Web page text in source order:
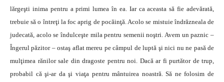
lărgeşti inima pentru a primi lumea în ea. Iar ca aceasta să fie adevărată,
trebuie să o întreţi la foc aprig de pocăinţă. Acolo se mistuie îndrăzneala de
judecată, acolo se îndulceşte mila pentru semenii noştri. Avem un paznic –
Îngerul păzitor – ostaş aflat mereu pe câmpul de luptă şi nici nu ne pasă de
mulţimea rănilor sale din dragoste pentru noi. Dacă ar fi purtător de trup,
probabil că şi-ar da şi viaţa pentru mântuirea noastră. Să ne folosim de